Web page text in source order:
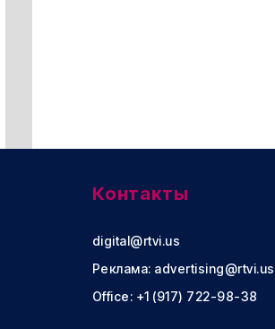
Контакты
digital@rtvi.us
Реклама: advertising@rtvi.us
Office: +1 (917) 722-98-38